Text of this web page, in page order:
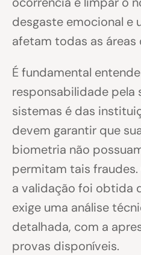
desgaste emocional e
afetam todas as áreas
É fundamental
responsabilidade pela
sistemas é das
devem garantir que
biometria não
permitam tais
a validação foi obtida
exige uma análise
detalhada, com a
provas disponíveis.